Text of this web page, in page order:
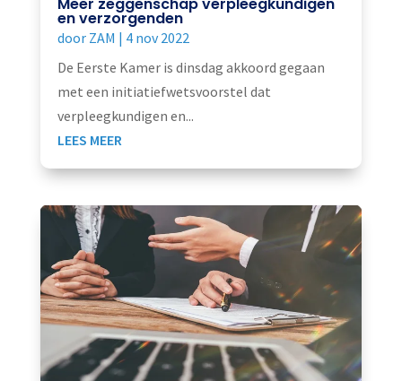
Meer zeggenschap verpleegkundigen
en verzorgenden
door ZAM | 4 nov 2022
De Eerste Kamer is dinsdag akkoord gegaan
met een initiatiefwetsvoorstel dat
verpleegkundigen en...
LEES MEER